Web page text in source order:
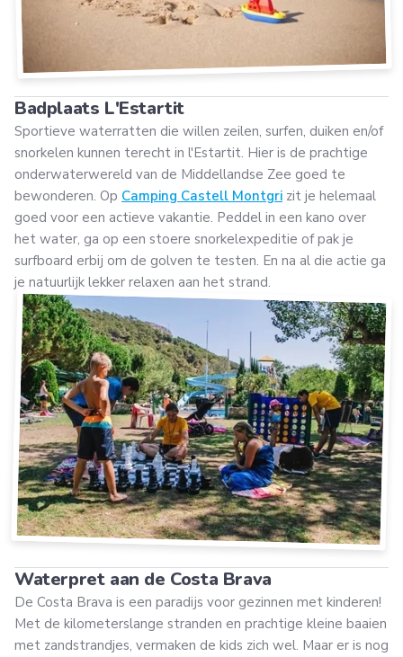
Badplaats L'Estartit
Sportieve waterratten die willen zeilen, surfen, duiken en/of
snorkelen kunnen terecht in l'Estartit. Hier is de prachtige
onderwaterwereld van de Middellandse Zee goed te
bewonderen. Op Camping Castell Montgri zit je helemaal
goed voor een actieve vakantie. Peddel in een kano over
het water, ga op een stoere snorkelexpeditie of pak je
surfboard erbij om de golven te testen. En na al die actie ga
je natuurlijk lekker relaxen aan het strand.
Waterpret aan de Costa Brava
De Costa Brava is een paradijs voor gezinnen met kinderen!
Met de kilometerslange stranden en prachtige kleine baaien
met zandstrandjes, vermaken de kids zich wel. Maar er is nog